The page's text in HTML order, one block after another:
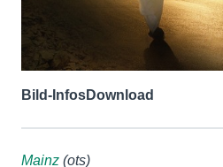
Bild-InfosDownload
Mainz (ots)